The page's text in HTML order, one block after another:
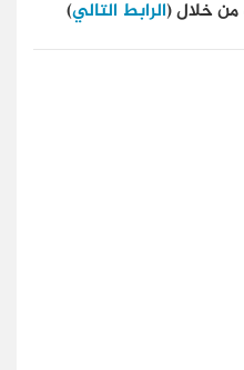
من خلال (الرابط التالي)